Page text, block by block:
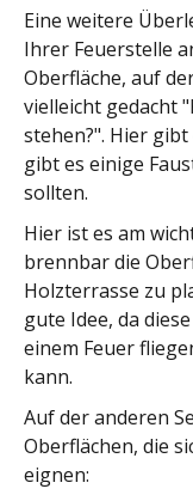
Eine weitere
Ihrer Feuerstelle
Oberfläche, auf
vielleicht gedacht
stehen?". Hier
gibt es einige
sollten.
Hier ist es am
brennbar die
Holzterrasse zu
gute Idee, da
einem Feuer
kann.
Auf der anderen
Oberflächen, die
eignen: